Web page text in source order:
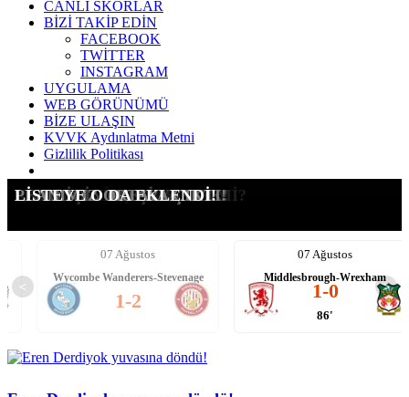
CANLI SKORLAR
BİZİ TAKİP EDİN
FACEBOOK
TWİTTER
INSTAGRAM
UYGULAMA
WEB GÖRÜNÜMÜ
BİZE ULAŞIN
KVVK Aydınlatma Metni
Gizlilik Politikası
G.SARAY İÇİN ŞOK KARAR
SÜRPRİZ ADAY: SALIS!
TRANSFERİ YASAKLANDI!
KALACAK MI, GİDECEK Mİ?
LEAO İÇİN ATEŞİ YAKTIK!
PLANIMIZ ORTAYA ÇIKTI!
LİSTEYE O DA EKLENDİ!
<
07 Ağustos
Wycombe Wanderers-Stevenage
1-2
07 Ağustos
Middlesbrough-Wrexham
1-0
86'
>